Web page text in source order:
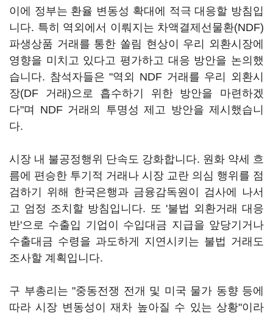
이에 정부는 환율 변동성 확대에 적극 대응할 방침입
니다. 특히 역외에서 이뤄지는 차액결제선물환(NDF)
파생상품 거래를 통한 쏠림 현상이 우리 외환시장에
영향을 미치고 있다고 평가하고 대응 방안을 논의했
습니다. 참석자들은 "역외 NDF 거래를 우리 외환시
장(DF 거래)으로 흡수하기 위한 방안을 마련하겠
다"며 NDF 거래의 투명성 제고 방안을 제시했습니
다.
시장 내 불공정행위 단속도 강화합니다. 원화 약세 흐
름에 편승한 투기적 거래나 시장 교란 의심 행위를 점
검하기 위해 한국은행과 금융감독원이 검사에 나서
고 엄정 조치할 방침입니다. 또 '불법 외환거래 대응
반'으로 수출입 기업이 수입대금 지급을 앞당기거나
수출대금 수령을 과도하게 지연시키는 불법 거래도
조사할 계획입니다.
구 부총리는 "중동전쟁 전개 및 미국 물가 동향 등에
따라 시장 변동성이 재차 높아질 수 있는 상황"이라